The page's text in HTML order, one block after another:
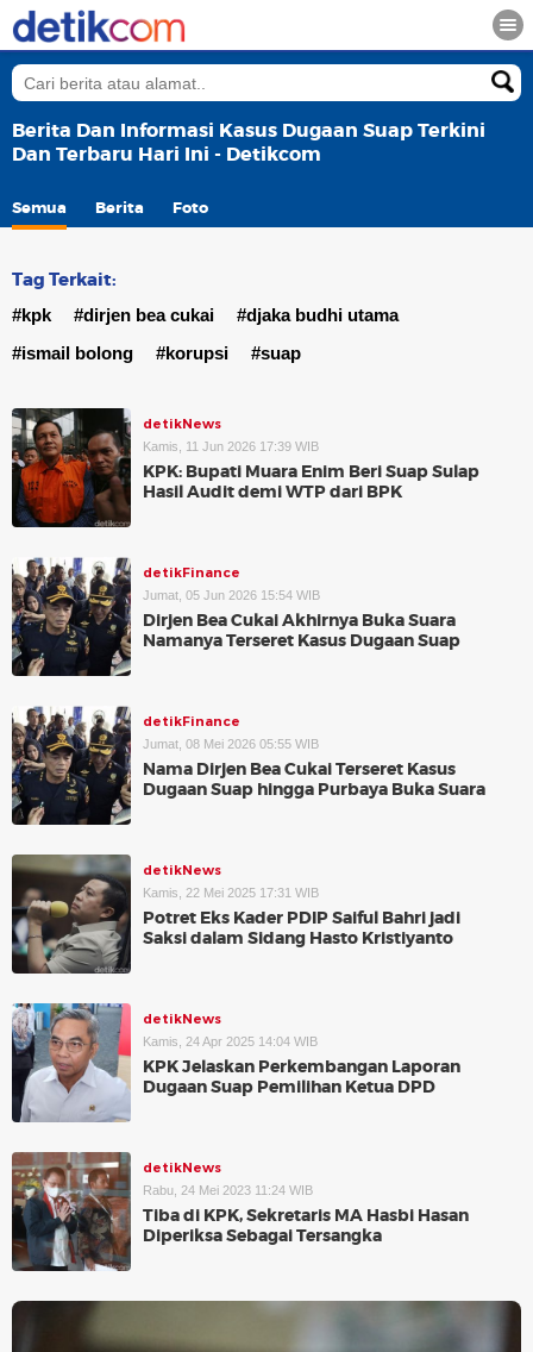
Berita Dan Informasi Kasus Dugaan Suap Terkini
Dan Terbaru Hari Ini - Detikcom
Semua Berita Foto
Tag Terkait:
#kpk #dirjen bea cukai
#djaka budhi utama
#ismail bolong
#korupsi #suap
detikNews
Kamis, 11 Jun 2026 17:39 WIB
KPK: Bupati Muara Enim Beri Suap Sulap
Hasil Audit demi WTP dari BPK
detikFinance
Jumat, 05 Jun 2026 15:54 WIB
Dirjen Bea Cukai Akhirnya Buka Suara
Namanya Terseret Kasus Dugaan Suap
detikFinance
Jumat, 08 Mei 2026 05:55 WIB
Nama Dirjen Bea Cukai Terseret Kasus
Dugaan Suap hingga Purbaya Buka Suara
detikNews
Kamis, 22 Mei 2025 17:31 WIB
Potret Eks Kader PDIP Saiful Bahri jadi
Saksi dalam Sidang Hasto Kristiyanto
detikNews
Kamis, 24 Apr 2025 14:04 WIB
KPK Jelaskan Perkembangan Laporan
Dugaan Suap Pemilihan Ketua DPD
detikNews
Rabu, 24 Mei 2023 11:24 WIB
Tiba di KPK, Sekretaris MA Hasbi Hasan
Diperiksa Sebagai Tersangka